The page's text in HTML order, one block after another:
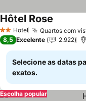
2 Estrelas
Hotel Quartos com
Hôtel Rose
8,5 Excelente 2.922
Selecione as datas
exatos.
Escolha popular